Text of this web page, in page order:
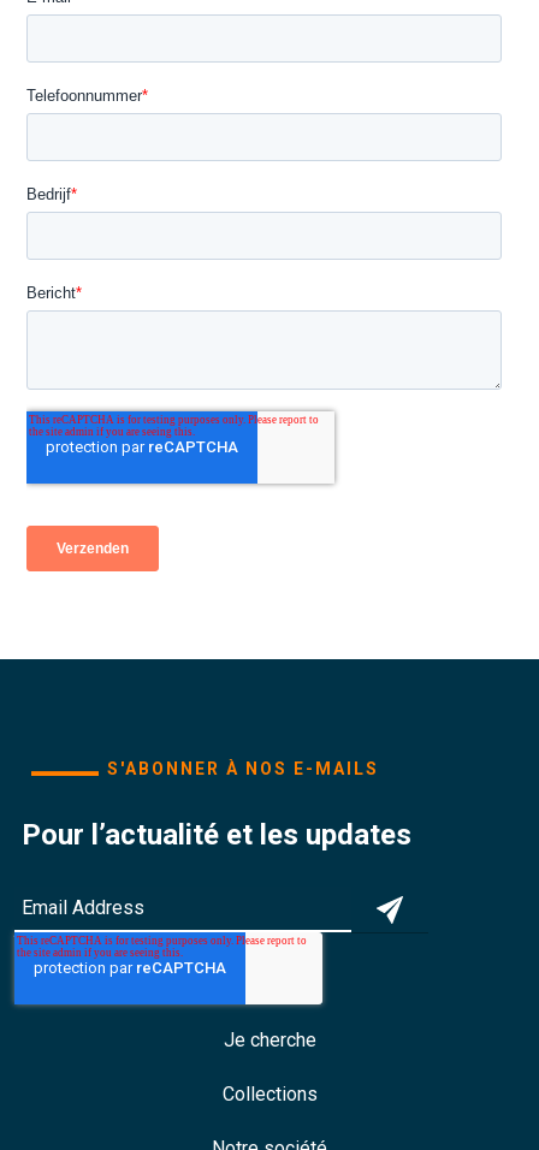
S'ABONNER À NOS E-MAILS
Pour l’actualité et les updates
Je cherche
Collections